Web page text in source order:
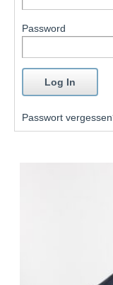
Password
Passwort